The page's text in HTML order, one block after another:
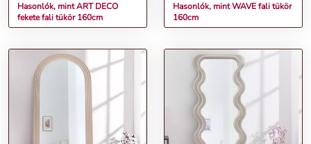
Hasonlók, mint ART DECO
fekete fali tükör 160cm
Hasonlók, mint WAVE fali tükör
160cm